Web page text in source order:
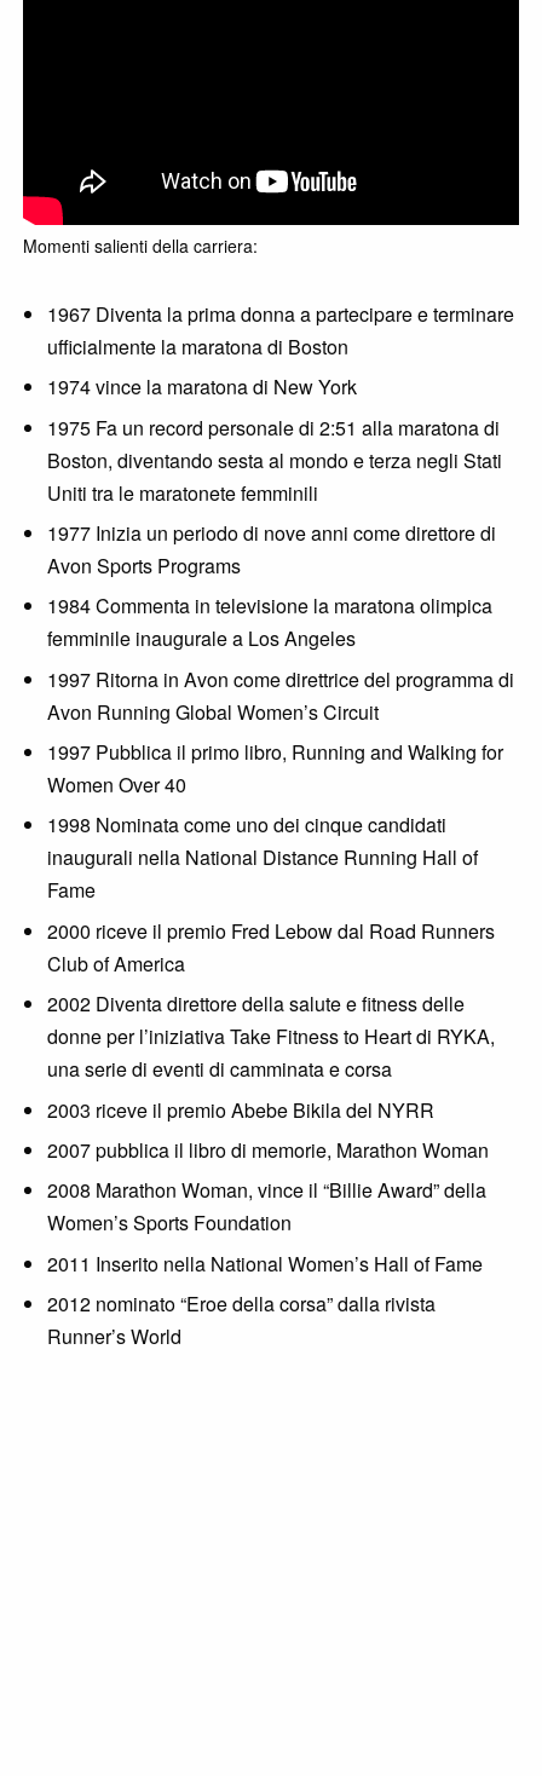
Momenti salienti della carriera:
1967 Diventa la prima donna a partecipare e terminare
ufficialmente la maratona di Boston
1974 vince la maratona di New York
1975 Fa un record personale di 2:51 alla maratona di
Boston, diventando sesta al mondo e terza negli Stati
Uniti tra le maratonete femminili
1977 Inizia un periodo di nove anni come direttore di
Avon Sports Programs
1984 Commenta in televisione la maratona olimpica
femminile inaugurale a Los Angeles
1997 Ritorna in Avon come direttrice del programma di
Avon Running Global Women’s Circuit
1997 Pubblica il primo libro, Running and Walking for
Women Over 40
1998 Nominata come uno dei cinque candidati
inaugurali nella National Distance Running Hall of
Fame
2000 riceve il premio Fred Lebow dal Road Runners
Club of America
2002 Diventa direttore della salute e fitness delle
donne per l’iniziativa Take Fitness to Heart di RYKA,
una serie di eventi di camminata e corsa
2003 riceve il premio Abebe Bikila del NYRR
2007 pubblica il libro di memorie, Marathon Woman
2008 Marathon Woman, vince il “Billie Award” della
Women’s Sports Foundation
2011 Inserito nella National Women’s Hall of Fame
2012 nominato “Eroe della corsa” dalla rivista
Runner’s World